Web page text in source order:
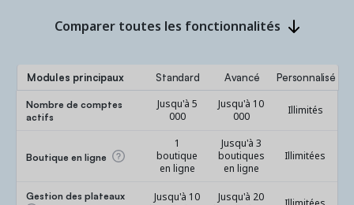
Comparer toutes les fonctionnalités
Modules principaux Standard Avancé Personnalisé
Nombre de comptes
actifs
Jusqu'à 5
000
Jusqu'à 10
000
Illimités
Boutique en ligne
1
boutique
en ligne
Jusqu'à 3
boutiques
en ligne
Illimitées
Gestion des plateaux
Jusqu'à 10
Jusqu'à 20